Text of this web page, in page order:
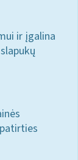
ir įgalina